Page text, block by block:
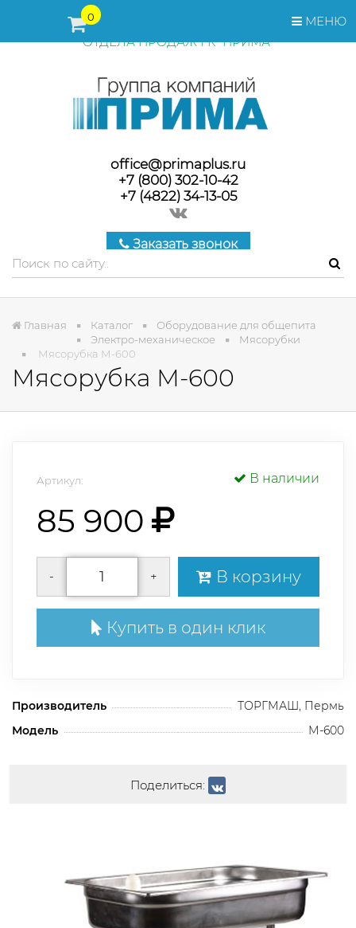
МЕНЮ
0
ПЕРЕД ОФОРМЛЕНИЕМ ЗАКАЗА, СТОИМОСТЬ И СРОКИ
ПОСТАВКИ ТОВАРА УТОЧНЯЙТЕ У МЕНЕДЖЕРОВ
ОТДЕЛА ПРОДАЖ ГК "ПРИМА"
office@primaplus.ru
+7 (800) 302-10-42
+7 (4822) 34-13-05
Заказать звонок
Главная Каталог
Оборудование для общепита
Электро-механическое
Мясорубки
Мясорубка М-600
Мясорубка М-600
Артикул: В наличии
85 900
- + В корзину
Купить в один клик
Производитель
ТОРГМАШ, Пермь
Модель
М-600
Поделиться: